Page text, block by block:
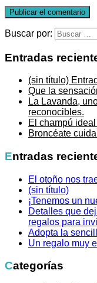
Buscar por:
Entradas
(sin título)
Que la
La Lavanda,
reconocibles.
El champú
Broncéate
Entradas
El otoño nos
(sin título)
¡Tenemos un
Detalles que
regalos para
Adopta la
Un regalo muy
Categorías